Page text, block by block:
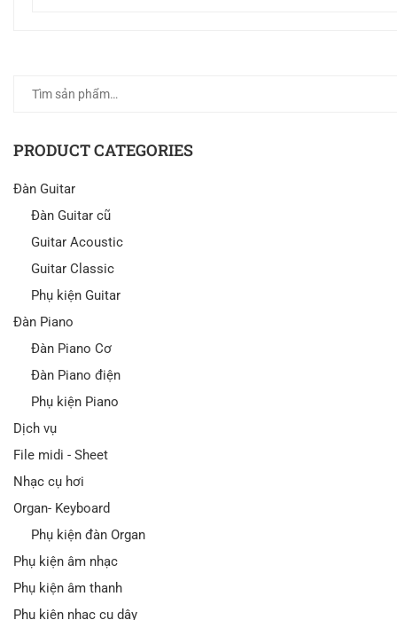
PRODUCT CATEGORIES
Đàn Guitar
Đàn Guitar cũ
Guitar Acoustic
Guitar Classic
Phụ kiện Guitar
Đàn Piano
Đàn Piano Cơ
Đàn Piano điện
Phụ kiện Piano
Dịch vụ
File midi - Sheet
Nhạc cụ hơi
Organ- Keyboard
Phụ kiện đàn Organ
Phụ kiện âm nhạc
Phụ kiện âm thanh
Phụ kiện nhạc cụ dây